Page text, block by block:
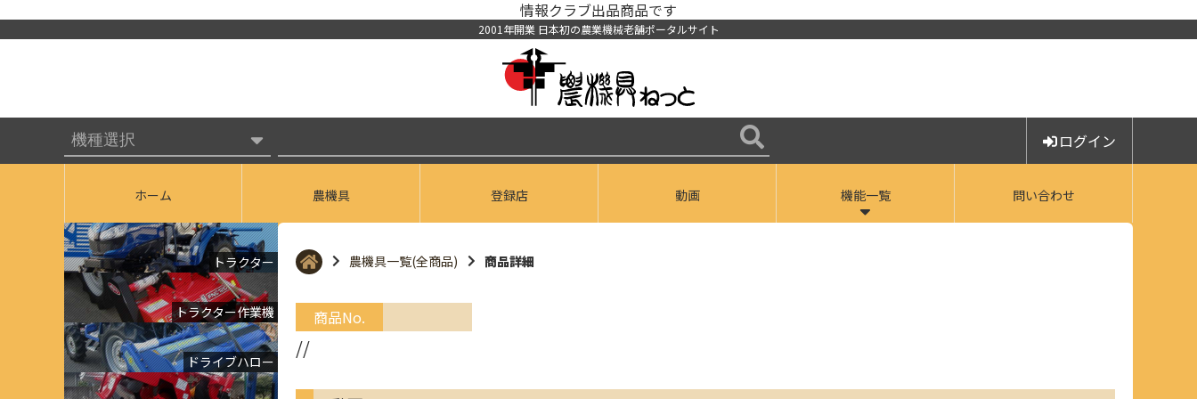
情報クラブ出品商品です
2001年開業 日本初の農業機械老舗ポータルサイト
ログイン
ホーム 農機具 登録店 動画 機能一覧 問い合わせ
トラクター
トラクター作業機
ドライブハロー
農機具一覧(全商品) 商品詳細
商品No.
//